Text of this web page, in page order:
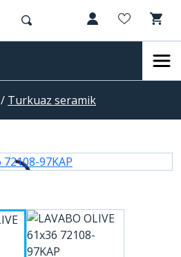
/ Turkuaz seramik